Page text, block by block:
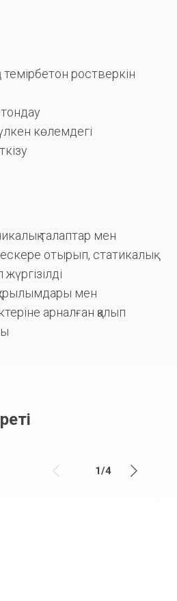
темірбетон ростверкін
көлемдегі
талаптар мен
отырып, статикалық
мен
арналған қалып
1/4